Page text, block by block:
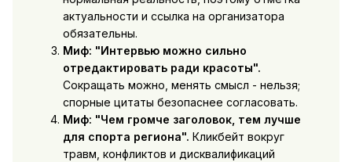
актуальности и ссылка на организатора
обязательны.
Миф: "Интервью можно сильно
отредактировать ради красоты".
Сокращать можно, менять смысл - нельзя;
спорные цитаты безопаснее согласовать.
Миф: "Чем громче заголовок, тем лучше
для спорта региона". Кликбейт вокруг
травм, конфликтов и дисквалификаций